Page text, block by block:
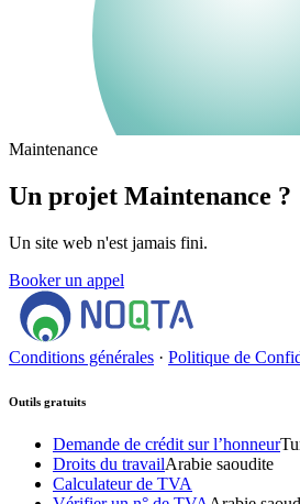
Maintenance
Un projet Maintenance ?
Un site web n'est jamais fini.
Booker un appel
Conditions générales · Politique de
Outils gratuits
Demande de crédit sur l’honneur
Droits du travailArabie saoudite
Calculateur de TVA